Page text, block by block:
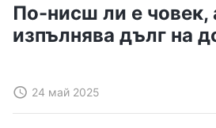
По-нисш ли е човек,
изпълнява дълг на
24 май 2025